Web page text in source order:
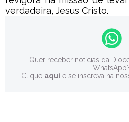
verdadeira, Jesus Cristo.
Quer receber notícias da
Clique aqui e se inscreva na